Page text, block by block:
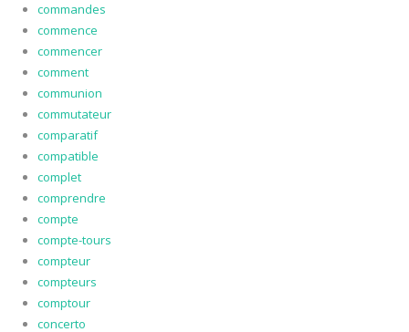
commandes
commence
commencer
comment
communion
commutateur
comparatif
compatible
complet
comprendre
compte
compte-tours
compteur
compteurs
comptour
concerto